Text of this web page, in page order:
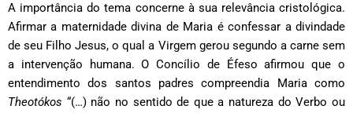
A importância do tema concerne à sua relevância cristológica.
Afirmar a maternidade divina de Maria é confessar a divindade
de seu Filho Jesus, o qual a Virgem gerou segundo a carne sem
a intervenção humana. O Concílio de Éfeso afirmou que o
entendimento dos santos padres compreendia Maria como
Theotókos “(…) não no sentido de que a natureza do Verbo ou